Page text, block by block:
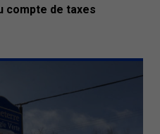
compte de taxes